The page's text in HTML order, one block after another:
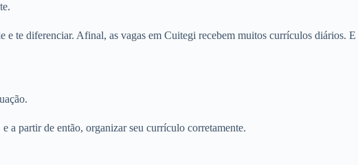
e te diferenciar. Afinal, as vagas em Cuitegi recebem muitos currículos diários. E
a partir de então, organizar seu currículo corretamente.